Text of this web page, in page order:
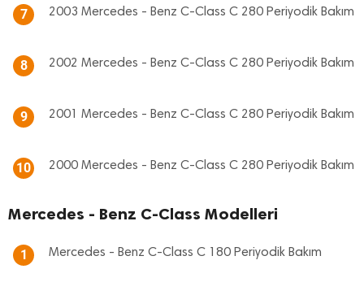
7 2003 Mercedes - Benz C-Class C 280 Periyodik Bakım
8 2002 Mercedes - Benz C-Class C 280 Periyodik Bakım
9 2001 Mercedes - Benz C-Class C 280 Periyodik Bakım
10 2000 Mercedes - Benz C-Class C 280 Periyodik Bakım
Mercedes - Benz C-Class Modelleri
1 Mercedes - Benz C-Class C 180 Periyodik Bakım